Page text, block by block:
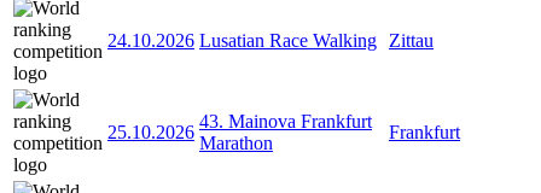
24.10.2026 Lusatian Race Walking Zittau
25.10.2026
43. Mainova Frankfurt
Marathon
Frankfurt